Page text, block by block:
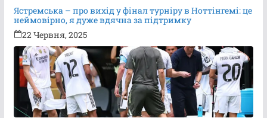
Ястремська – про вихід у фінал турніру в Ноттінгемі: це
неймовірно, я дуже вдячна за підтримку
22 Червня, 2025